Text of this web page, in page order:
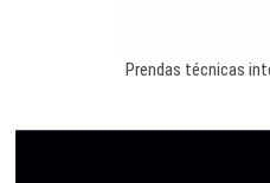
Prendas técnicas